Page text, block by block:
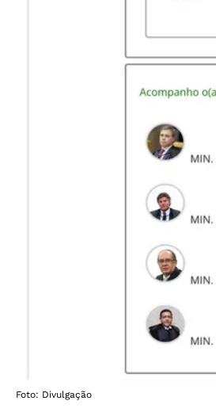
Foto: Divulgação